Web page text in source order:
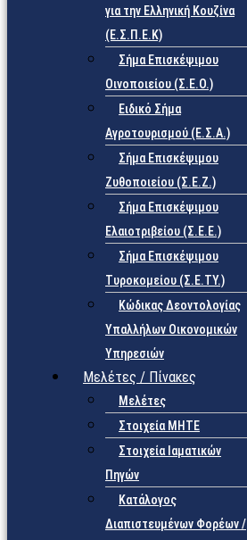
για την Ελληνική Κουζίνα
(Ε.Σ.Π.Ε.Κ)
Σήμα Επισκέψιμου
Οινοποιείου (Σ.Ε.Ο.)
Ειδικό Σήμα
Αγροτουρισμού (Ε.Σ.Α.)
Σήμα Επισκέψιμου
Ζυθοποιείου (Σ.Ε.Ζ.)
Σήμα Επισκέψιμου
Ελαιοτριβείου (Σ.Ε.Ε.)
Σήμα Επισκέψιμου
Τυροκομείου (Σ.Ε.TY.)
Κώδικας Δεοντολογίας
Υπαλλήλων Οικονομικών
Υπηρεσιών
Μελέτες / Πίνακες
Μελέτες
Στοιχεία ΜΗΤΕ
Στοιχεία Ιαματικών
Πηγών
Κατάλογος
Διαπιστευμένων Φορέων /